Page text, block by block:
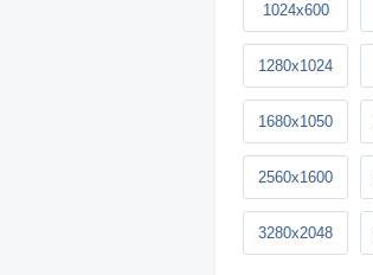
1024x600
1280x1024
1680x1050
2560x1600
3280x2048